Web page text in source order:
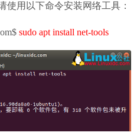
使用以下命令安装网络工具：
sudo apt install net-tools